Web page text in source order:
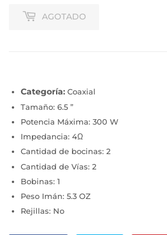
AGOTADO
Categoría: Coaxial
Tamaño: 6.5 ”
Potencia Máxima: 300 W
Impedancia: 4Ω
Cantidad de bocinas: 2
Cantidad de Vías: 2
Bobinas: 1
Peso Imán: 5.3 OZ
Rejillas: No